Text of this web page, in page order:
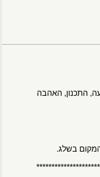
התכנון, האהבה
בשלג.